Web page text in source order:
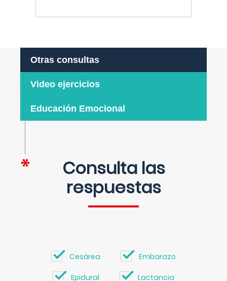
Otras consultas
Video ejercicios
Educación Emocional
Consulta las
respuestas
Cesárea Embarazo
Epidural Lactancia